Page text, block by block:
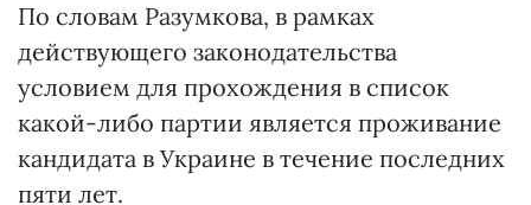
По словам Разумкова, в рамках
действующего законодательства
условием для прохождения в список
какой-либо партии является проживание
кандидата в Украине в течение последних
пяти лет.